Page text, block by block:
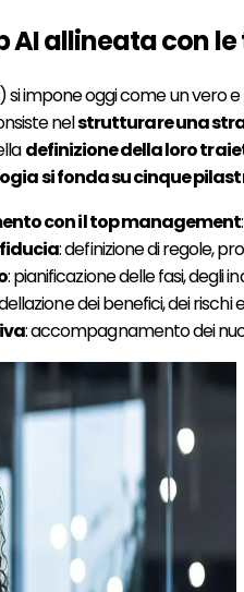
allineata con
si impone oggi come un vero
nelstrutturare una
definizione della loro
si fonda su cinque
con il top management
: definizione di regole,
: pianificazione delle fasi, degli
dei benefici, dei rischi
: accompagnamento dei